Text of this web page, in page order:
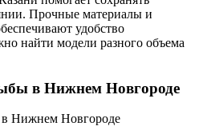
Прочные материалы и
удобство
найти модели разного объема
в Нижнем Новгороде